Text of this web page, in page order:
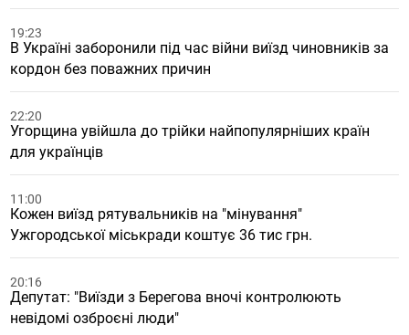
19:23
В Україні заборонили під час війни виїзд чиновників за
кордон без поважних причин
22:20
Угорщина увійшла до трійки найпопулярніших країн
для українців
11:00
Кожен виїзд рятувальників на "мінування"
Ужгородської міськради коштує 36 тис грн.
20:16
Депутат: "Виїзди з Берегова вночі контролюють
невідомі озброєні люди"